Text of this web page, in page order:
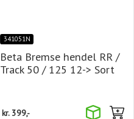
341051N
Beta Bremse hendel RR /
Track 50 / 125 12-> Sort
kr. 399,-